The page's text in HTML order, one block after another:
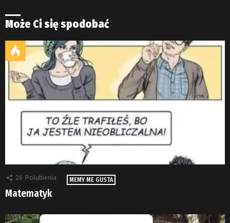
Może Ci się spodobać
26 Polubienia MEMY ME GUSTA
Matematyk